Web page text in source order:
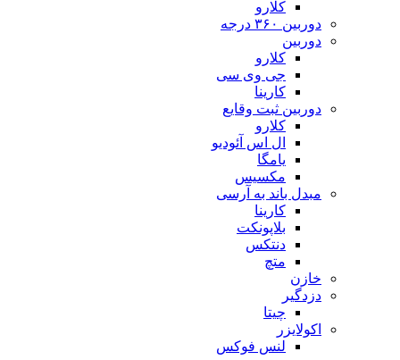
کلارو
دوربین ۳۶۰ درجه
دوربین
کلارو
جی وی سی
کارینا
دوربین ثبت وقایع
کلارو
ال اس آئودیو
یامگا
مکسیس
مبدل باند به آرسی
کارینا
بلاپونکت
دنتکس
متچ
خازن
دزدگیر
چیتا
اکولایزر
لنس فوکس